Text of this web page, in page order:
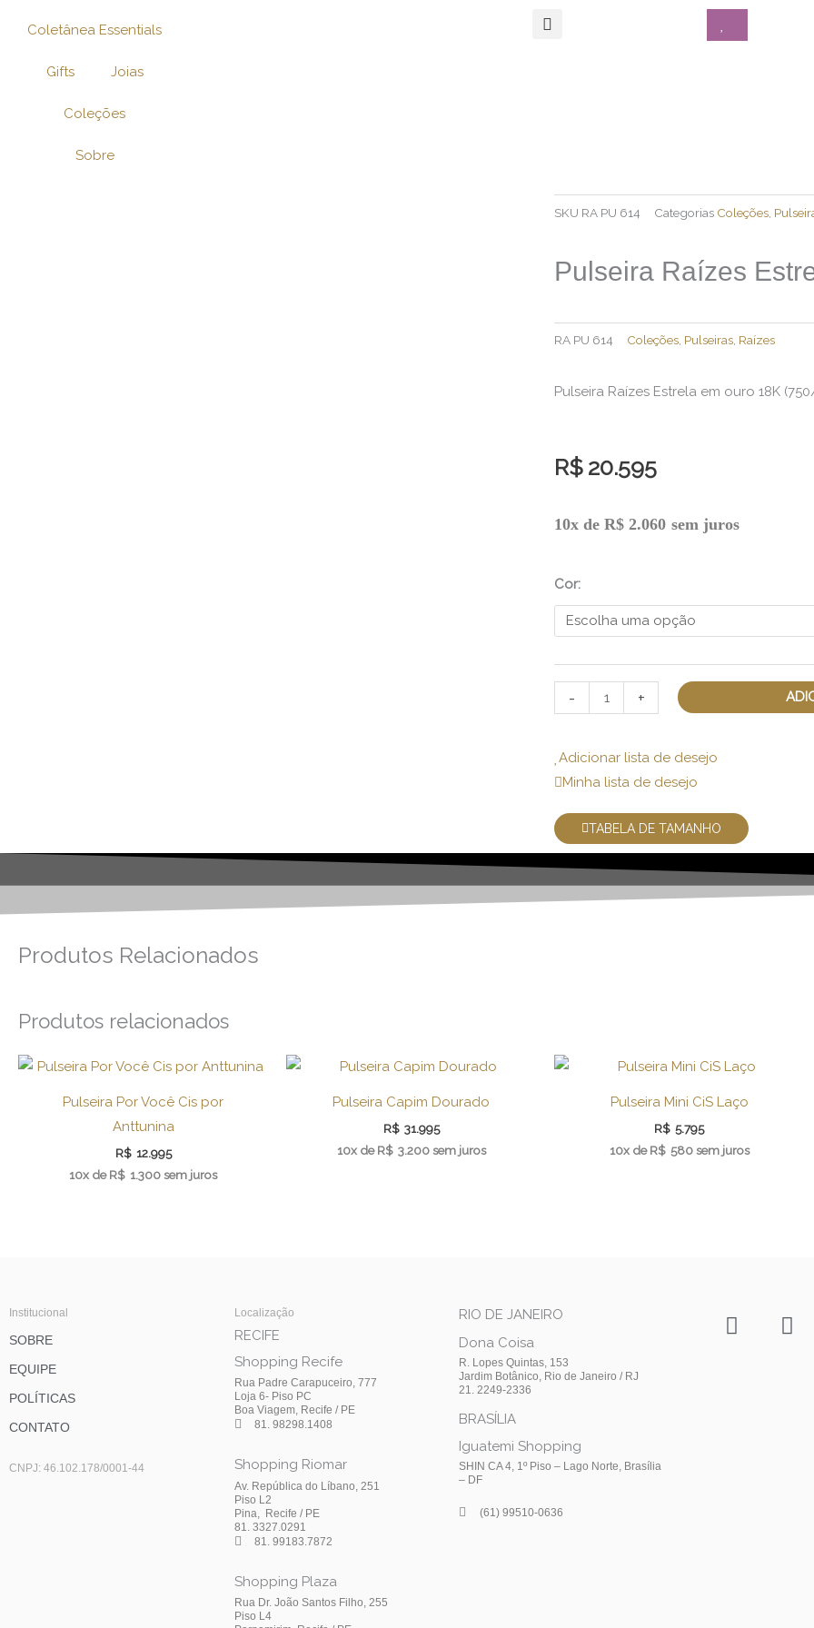
paraColetânea Essentials
Gifts Joias
Coleções
Sobre
SKU RA PU 614 Categorias Coleções
Pulseira Raízes
RA PU 614 Coleções, Pulseiras, Raízes
Pulseira Raízes Estrela em ouro 18K
R$ 20.595
10x de R$ 2.060 sem juros
Cor:
-
Pulseira
+
Adicionar lista de desejo
Minha lista de desejo
TABELA DE TAMANHO
Produtos Relacionados
Produtos relacionados
Pulseira Por Você Cis por
Anttunina
R$ 12.995
10x deR$ 1.300sem juros
Pulseira Capim Dourado
R$ 31.995
10x deR$ 3.200 sem juros
Pulseira Mini CiS Laço
R$ 5.795
10x deR$ 580 sem juros
Institucional
SOBRE
EQUIPE
POLÍTICAS
CONTATO
CNPJ: 46.102.178/0001-44
Localização
RECIFE
Shopping Recife
Rua Padre Carapuceiro, 777
Loja 6- Piso PC
Boa Viagem, Recife / PE
81. 98298.1408
Shopping Riomar
Av. República do Líbano, 251
Piso L2
Pina, Recife / PE
81. 3327.0291
81. 99183.7872
Shopping Plaza
Rua Dr. João Santos Filho, 255
Piso L4
RIO DE JANEIRO
Dona Coisa
R. Lopes Quintas, 153
Jardim Botânico, Rio de Janeiro / RJ
21. 2249-2336
BRASÍLIA
Iguatemi Shopping
SHIN CA 4, 1º Piso – Lago Norte, Brasília
– DF
(61) 99510-0636
I
n
F
a